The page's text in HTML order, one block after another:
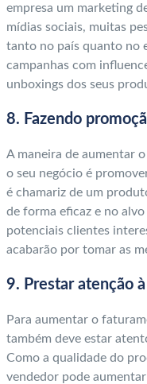
empresa um marketing
mídias sociais, muitas
tanto no país quanto no
campanhas com
unboxings dos seus
8. Fazendo
A maneira de aumentar
o seu negócio é
é chamariz de um
de forma eficaz e no
potenciais clientes
acabarão por tomar as
9. Prestar atenção
Para aumentar o
também deve estar
Como a qualidade do
vendedor pode